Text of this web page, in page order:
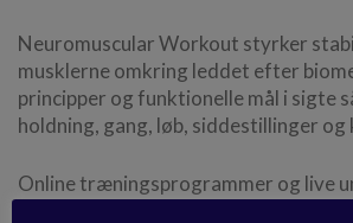
Neuromuscular Workout styrker
musklerne omkring leddet efter
principper og funktionelle mål i sigte
holdning, gang, løb, siddestillinger
Online træningsprogrammer og live